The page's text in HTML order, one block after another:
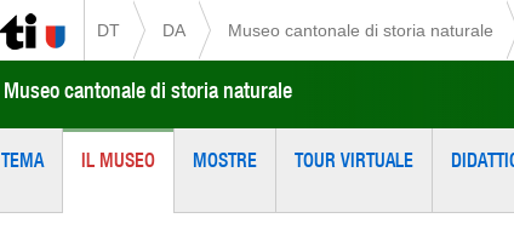
DT DA Museo cantonale di storia naturale
Museo cantonale di storia naturale
TEMA IL MUSEO MOSTRE TOUR VIRTUALE